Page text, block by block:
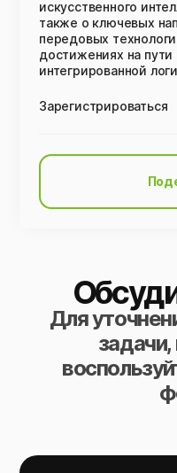
искусственного
также о ключевых
передовых
достижениях на пути
интегрированной
Зарегистрироваться
Для